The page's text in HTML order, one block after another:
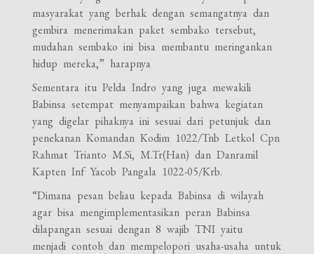
masyarakat yang berhak dengan semangatnya dan
gembira menerimakan paket sembako tersebut,
mudahan sembako ini bisa membantu meringankan
hidup mereka,” harapnya
Sementara itu Pelda Indro yang juga mewakili
Babinsa setempat menyampaikan bahwa kegiatan
yang digelar pihaknya ini sesuai dari petunjuk dan
penekanan Komandan Kodim 1022/Tnb Letkol Cpn
Rahmat Trianto M.Si, M.Tr(Han) dan Danramil
Kapten Inf Yacob Pangala 1022-05/Krb.
“Dimana pesan beliau kepada Babinsa di wilayah
agar bisa mengimplementasikan peran Babinsa
dilapangan sesuai dengan 8 wajib TNI yaitu
menjadi contoh dan mempelopori usaha-usaha untuk